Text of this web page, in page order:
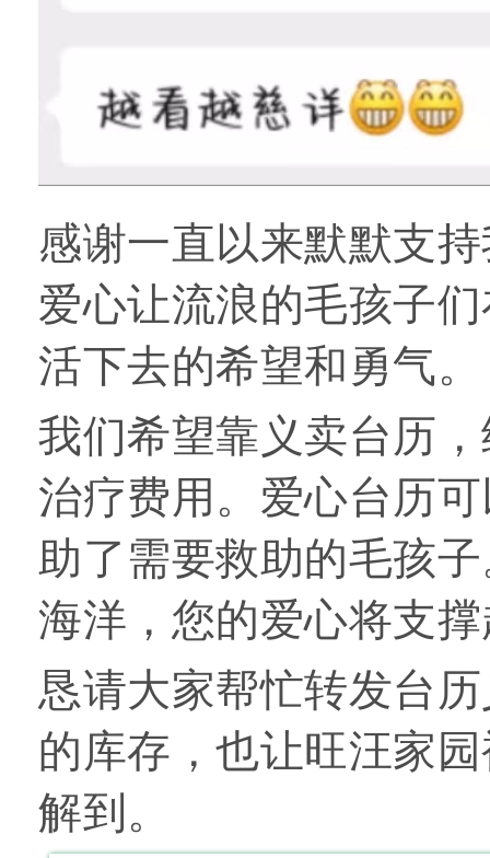
感谢一直以来默默支
爱心让流浪的毛孩子
活下去的希望和勇气。
我们希望靠义卖台历，
治疗费用。爱心台历
助了需要救助的毛孩子
海洋 ，您的爱心将支
恳请大家帮忙转发台
的库存，也让旺汪家
解到。